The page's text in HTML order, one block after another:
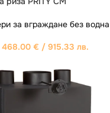
за вграждане без водна
468.00 € / 915.33 лв.